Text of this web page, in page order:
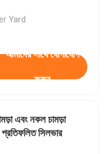
Yard
আমাদের সাথে যোগাযোগ
করুন
এবং নকল চামড়া
প্রতিফলিত সিলভার